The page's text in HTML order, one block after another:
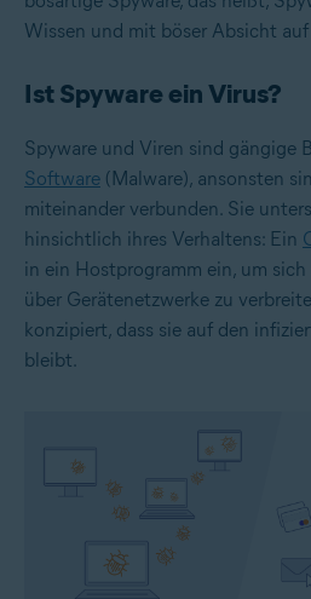
Wissen und mit böser Absicht
Ist Spyware ein Virus?
Spyware und Viren sind gängige
Software (Malware), ansonsten
miteinander verbunden. Sie
hinsichtlich ihres Verhaltens: Ein
in ein Hostprogramm ein, um
über Gerätenetzwerke zu
konzipiert, dass sie auf den
bleibt.